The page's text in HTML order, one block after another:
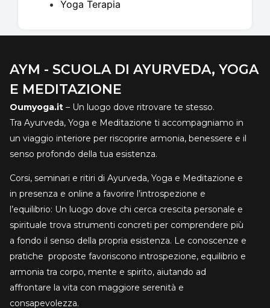
Yoga Terapia
AYM - SCUOLA DI AYURVEDA, YOGA
E MEDITAZIONE
Oumyoga.it – Un luogo dove ritrovare te stesso.
Tra Ayurveda, Yoga e Meditazione ti accompagniamo in
un viaggio interiore per riscoprire armonia, benessere e il
senso profondo della tua esistenza.
Corsi, seminari e ritiri di Ayurveda, Yoga e Meditazione e
in presenza e online a favorire l’introspezione e
l’equilibrio: Un luogo dove chi cerca crescita personale e
spirituale trova strumenti concreti per comprendere più
a fondo il senso della propria esistenza. Le conoscenze e
pratiche proposte favoriscono introspezione, equilibrio e
armonia tra corpo, mente e spirito, aiutando ad
affrontare la vita con maggiore serenità e
consapevolezza.